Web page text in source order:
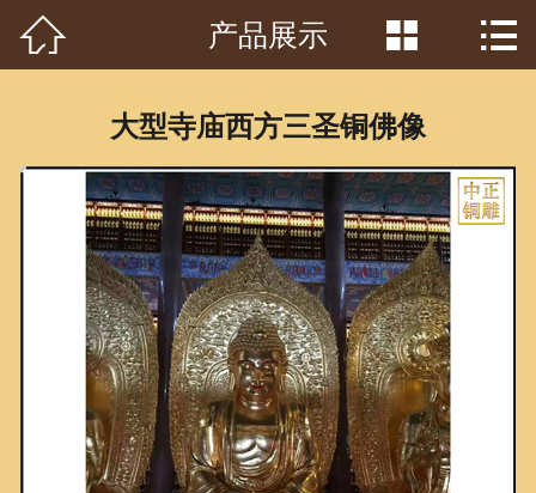
首页
产品中心
客户见证
常识问答
新闻资讯
荣誉资质
 产品展示  
大型寺庙西方三圣铜佛像